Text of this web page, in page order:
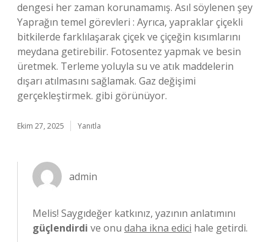
dengesi her zaman korunamamış. Asıl söylenen şey
Yaprağın temel görevleri : Ayrıca, yapraklar çiçekli
bitkilerde farklılaşarak çiçek ve çiçeğin kısımlarını
meydana getirebilir. Fotosentez yapmak ve besin
üretmek. Terleme yoluyla su ve atık maddelerin
dışarı atılmasını sağlamak. Gaz değişimi
gerçekleştirmek. gibi görünüyor.
Ekim 27, 2025 Yanıtla
admin
Melis! Saygıdeğer katkınız, yazının anlatımını
güçlendirdi ve onu daha ikna edici hale getirdi.